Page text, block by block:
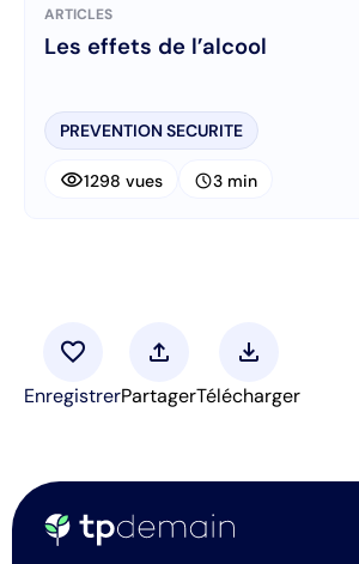
ARTICLES
Les effets de l’alcool
PREVENTION SECURITE
visibility1298 vues schedule3 min
favorite
Enregistrer
upload
Partager
download
Télécharger